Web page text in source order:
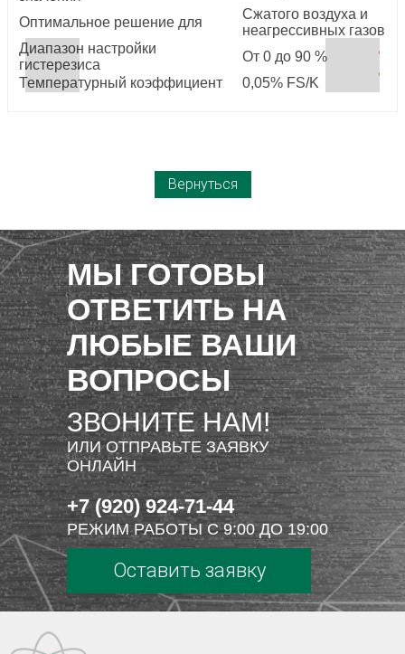
Оптимальное решение для
Сжатого воздуха и
неагрессивных газов
Диапазон настройки
гистерезиса
От 0 до 90 %
Температурный коэффициент
0,05% FS/K
Вернуться
МЫ ГОТОВЫ
ОТВЕТИТЬ НА
ЛЮБЫЕ ВАШИ
ВОПРОСЫ
ЗВОНИТЕ НАМ!
ИЛИ ОТПРАВЬТЕ ЗАЯВКУ
ОНЛАЙН
+7 (920) 924-71-44
РЕЖИМ РАБОТЫ С 9:00 ДО 19:00
Оставить заявку